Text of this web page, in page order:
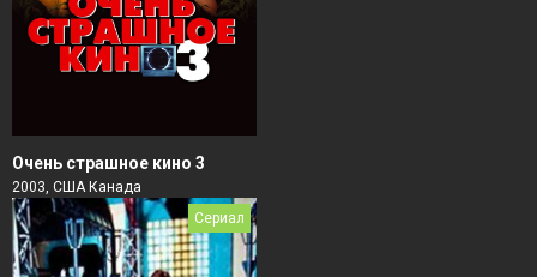
Очень страшное кино 3
2003, США Канада
Сериал